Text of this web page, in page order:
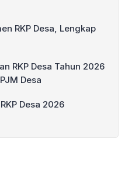
RKP Desa, Lengkap
RKP Desa Tahun 2026
Desa
Desa 2026